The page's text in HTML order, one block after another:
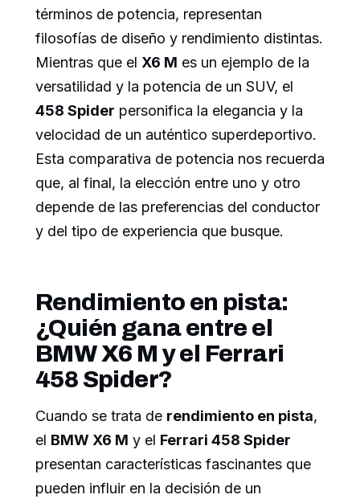
términos de potencia, representan
filosofías de diseño y rendimiento distintas.
Mientras que el X6 M es un ejemplo de la
versatilidad y la potencia de un SUV, el
458 Spider personifica la elegancia y la
velocidad de un auténtico superdeportivo.
Esta comparativa de potencia nos recuerda
que, al final, la elección entre uno y otro
depende de las preferencias del conductor
y del tipo de experiencia que busque.
Rendimiento en pista:
¿Quién gana entre el
BMW X6 M y el Ferrari
458 Spider?
Cuando se trata de rendimiento en pista,
el BMW X6 M y el Ferrari 458 Spider
presentan características fascinantes que
pueden influir en la decisión de un